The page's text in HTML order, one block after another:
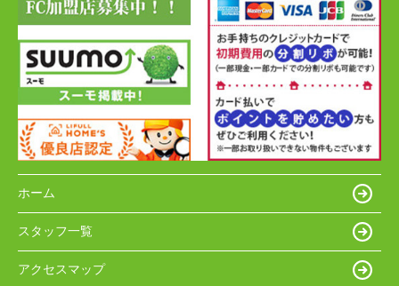
ホーム
スタッフ一覧
アクセスマップ